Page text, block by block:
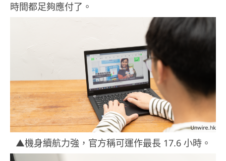
時間都足夠應付了。
▲機身續航力強，官方稱可運作最長 17.6 小時。